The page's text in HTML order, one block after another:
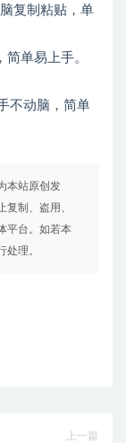
复制粘贴，单
单易上手。
不动脑，简单
本站原创发
复制、盗用、
平台。如若本
处理。
上一篇